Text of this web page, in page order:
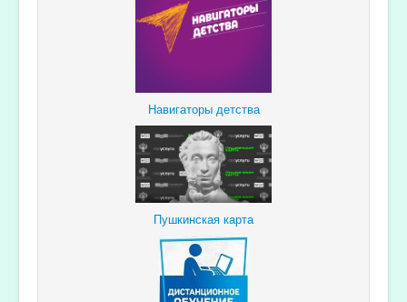
Навигаторы детства
Пушкинская карта